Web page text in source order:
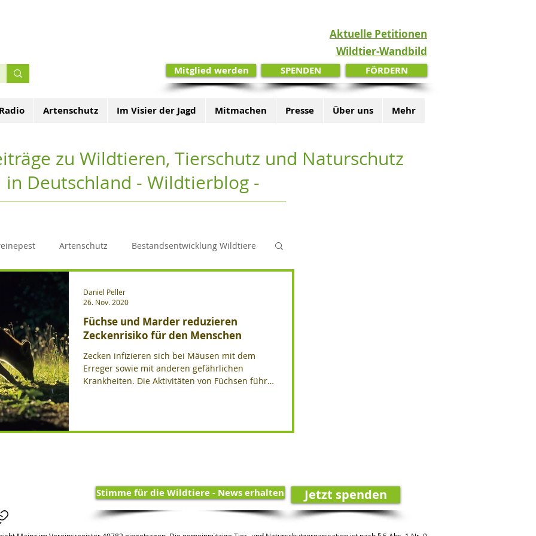
Aktuelle Petitionen
Wildtier-Wandbild
Mitglied werden SPENDEN FÖRDERN
Artenschutz Im Visier der Jagd Mitmachen Presse Über uns Mehr
zu Wildtieren, Tierschutz und Naturschutz
in Deutschland - Wildtierblog -
Artenschutz Bestandsentwicklung Wildtiere
Fallenjagd Feldhasen
jagdfreie Grundstücke Jagdrecht
Video Vögel
Landkreis Uckermark Rheinland-Pfalz
Berlin-Brandenburg Seeben Arjes
Hessen
Füchse und Marder reduzieren
Zeckenrisiko für den Menschen
Zecken infizieren sich bei Mäusen mit dem
Erreger sowie mit anderen gefährlichen
Krankheiten. Die Aktivitäten von Füchsen führen
Daniel Peller
26. Nov. 2020
Stimme für die Wildtiere - News erhalten Jetzt spenden